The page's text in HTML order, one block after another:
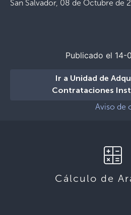
San Salvador, 08 de Octubre de
Publicado el 14-
Ir a Unidad de
Contrataciones
Aviso de
Cálculo de